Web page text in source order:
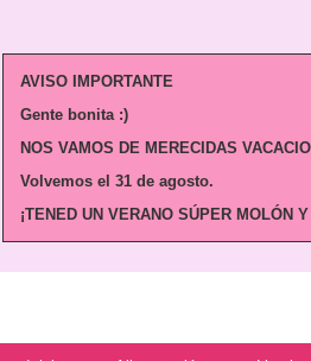
AVISO IMPORTANTE
Gente bonita :)
NOS VAMOS DE MERECIDAS
Volvemos el 31 de agosto.
¡TENED UN VERANO SÚPER MOLÓN